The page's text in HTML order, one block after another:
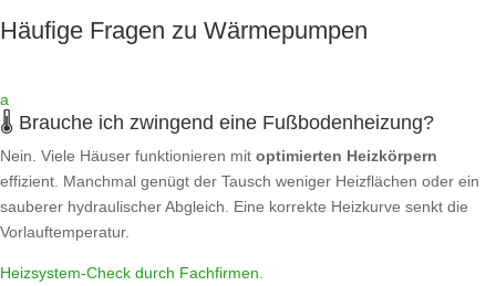
Häufige Fragen zu Wärmepumpen
a
🌡️ Brauche ich zwingend eine Fußbodenheizung?
Nein. Viele Häuser funktionieren mit optimierten Heizkörpern
effizient. Manchmal genügt der Tausch weniger Heizflächen oder ein
sauberer hydraulischer Abgleich. Eine korrekte Heizkurve senkt die
Vorlauftemperatur.
Heizsystem‑Check durch Fachfirmen.